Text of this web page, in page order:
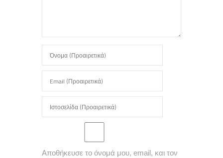
Αποθήκευσε το όνομά μου, email, και τον